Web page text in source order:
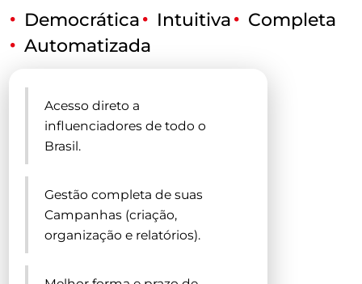
Democrática Intuitiva
Completa
Automatizada
Acesso direto a
influenciadores de todo o
Brasil.
Gestão completa de suas
Campanhas (criação,
organização e relatórios).